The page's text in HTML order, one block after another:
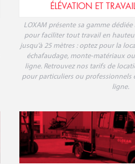
ÉLÉVATION ET
LOXAM présente sa gamme
pour faciliter tout travail en
jusqu'à 25 mètres : optez pour la
échafaudage, monte-matériaux
ligne. Retrouvez nos tarifs de
pour particuliers ou professionnels
ligne.